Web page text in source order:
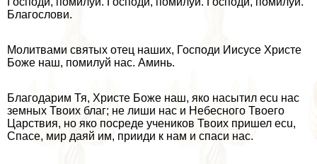
Благослови.
Молитвами святых отец наших, Господи Иисусе Христе
Боже наш, помилуй нас. Аминь.
Благодарим Тя, Христе Боже наш, яко насытил ecu нас
земных Твоих благ; не лиши нас и Небесного Твоего
Царствия, но яко посреде учеников Твоих пришел ecu,
Спасе, мир даяй им, прииди к нам и спаси нас.